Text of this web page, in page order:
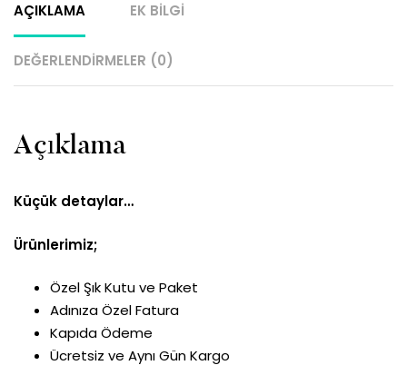
AÇIKLAMA EK BILGI
DEĞERLENDIRMELER (0)
Açıklama
Küçük detaylar…
Ürünlerimiz;
Özel Şık Kutu ve Paket
Adınıza Özel Fatura
Kapıda Ödeme
Ücretsiz ve Aynı Gün Kargo